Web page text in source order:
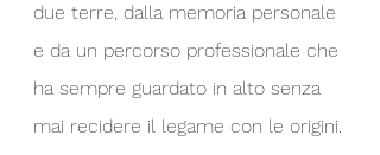
due terre, dalla memoria personale
e da un percorso professionale che
ha sempre guardato in alto senza
mai recidere il legame con le origini.